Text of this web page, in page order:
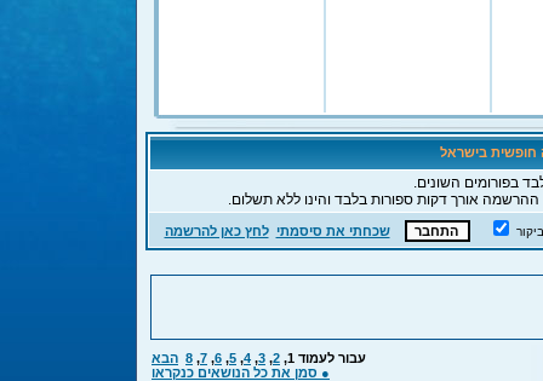
חופשית בישראל
בפורומים השונים.
ההרשמה אורך דקות ספורות בלבד והינו ללא תשלום.
שכחתי את סיסמתי לחץ כאן להרשמה
עבור לעמוד 1
,
2
,
3
,
4
,
5
,
6
,
7
,
8 הבא
● סמן את כל הנושאים כנקראו